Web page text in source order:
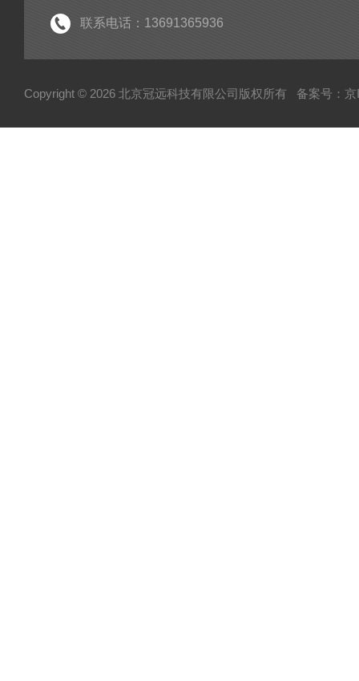
联系电话：13691365936
Copyright © 2026 北京冠远科技有限公司版权所有 备案号：